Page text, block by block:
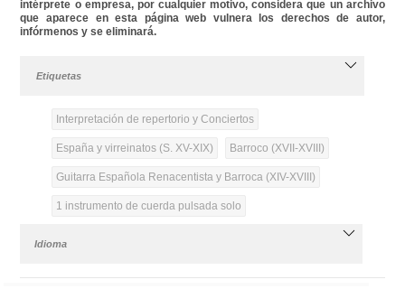
intérprete o empresa, por cualquier motivo, considera que un archivo
que aparece en esta página web vulnera los derechos de autor,
infórmenos y se eliminará.
Etiquetas
Interpretación de repertorio y Conciertos
España y virreinatos (S. XV-XIX) Barroco (XVII-XVIII)
Guitarra Española Renacentista y Barroca (XIV-XVIII)
1 instrumento de cuerda pulsada solo
Idioma